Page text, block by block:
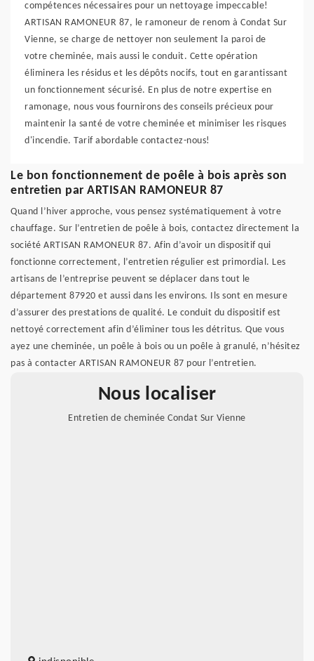
compétences nécessaires pour un nettoyage impeccable!
ARTISAN RAMONEUR 87, le ramoneur de renom à Condat Sur
Vienne, se charge de nettoyer non seulement la paroi de
votre cheminée, mais aussi le conduit. Cette opération
éliminera les résidus et les dépôts nocifs, tout en garantissant
un fonctionnement sécurisé. En plus de notre expertise en
ramonage, nous vous fournirons des conseils précieux pour
maintenir la santé de votre cheminée et minimiser les risques
d'incendie. Tarif abordable contactez-nous!
Le bon fonctionnement de poêle à bois après son
entretien par ARTISAN RAMONEUR 87
Quand l’hiver approche, vous pensez systématiquement à votre
chauffage. Sur l’entretien de poêle à bois, contactez directement la
société ARTISAN RAMONEUR 87. Afin d’avoir un dispositif qui
fonctionne correctement, l’entretien régulier est primordial. Les
artisans de l’entreprise peuvent se déplacer dans tout le
département 87920 et aussi dans les environs. Ils sont en mesure
d’assurer des prestations de qualité. Le conduit du dispositif est
nettoyé correctement afin d’éliminer tous les détritus. Que vous
ayez une cheminée, un poêle à bois ou un poêle à granulé, n’hésitez
pas à contacter ARTISAN RAMONEUR 87 pour l’entretien.
Nous localiser
Entretien de cheminée Condat Sur Vienne